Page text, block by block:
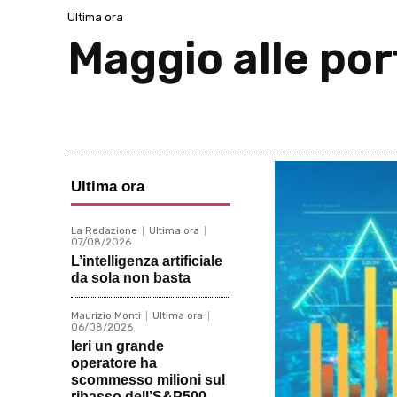
Ultima ora
Maggio alle
Ultima ora
La Redazione
Ultima ora
07/08/2026
L’intelligenza artificiale
da sola non basta
Maurizio Monti
Ultima ora
06/08/2026
Ieri un grande
operatore ha
scommesso milioni sul